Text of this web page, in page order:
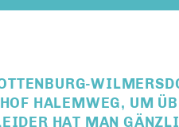
HALEMWEG, UM
HAT MAN